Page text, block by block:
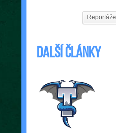
Reportáže
Další články